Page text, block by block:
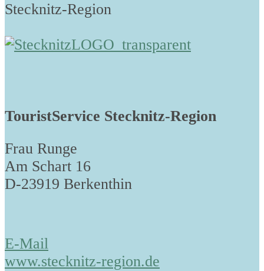
Stecknitz-Region
TouristService Stecknitz-Region
Frau Runge
Am Schart 16
D-23919 Berkenthin
E-Mail
www.stecknitz-region.de